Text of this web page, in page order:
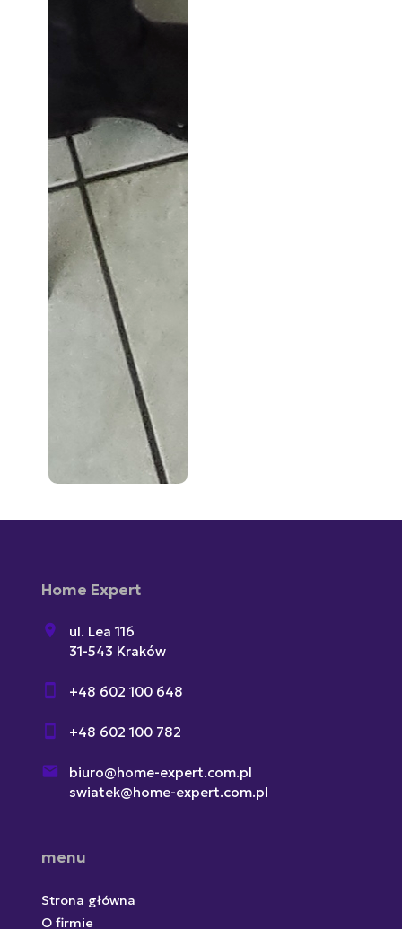
Home Expert
ul. Lea 116
31-543 Kraków
+48 602 100 648
+48 602 100 782
biuro@home-expert.com.pl
swiatek@home-expert.com.pl
menu
Strona główna
O firmie